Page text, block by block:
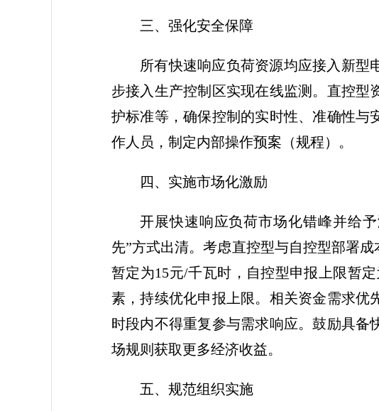
三、强化安全保障
所有快速响应负荷资源均应接入新型
步接入生产控制区实现在线监测。直控
护标准等，确保控制的实时性、准确性与
作人员，制定内部操作预案（规程）。
四、实施市场化激励
开展快速响应负荷市场化错峰并给
先”方式出清。考虑直控型与自控型部署
暂定为15元/千瓦时，自控型申报上限暂
素，持续优化申报上限。相关资金需求优
时段内不得重复参与需求响应。鼓励具
场规则获取更多经济收益。
五、规范组织实施